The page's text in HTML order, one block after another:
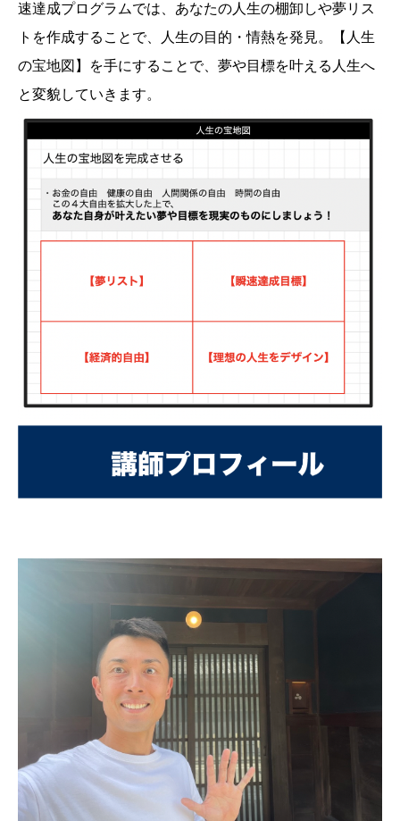
速達成プログラムでは、あなたの人生の棚卸しや夢リス
トを作成することで、人生の目的・情熱を発見。【人生
の宝地図】を手にすることで、夢や目標を叶える人生へ
と変貌していきます。